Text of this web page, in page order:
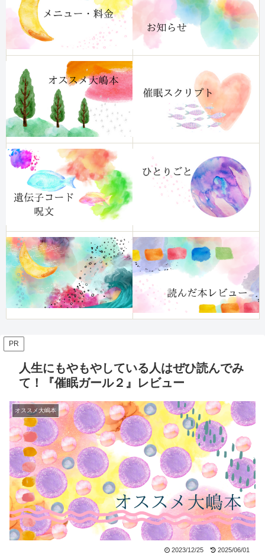
PR
人生にもやもやしている人はぜひ読んでみ
て！『催眠ガール２』レビュー
オススメ大嶋本
2023/12/25 2025/06/01